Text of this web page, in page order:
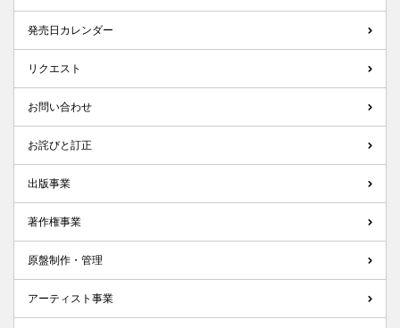
発売日カレンダー
リクエスト
お問い合わせ
お詫びと訂正
出版事業
著作権事業
原盤制作・管理
アーティスト事業